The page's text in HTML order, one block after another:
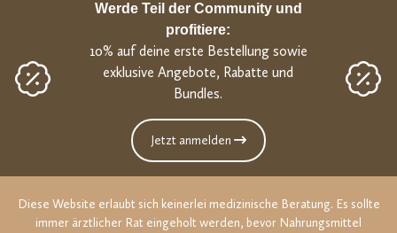
Werde Teil der Community und
profitiere:
10% auf deine erste Bestellung sowie
exklusive Angebote, Rabatte und
Bundles.
Jetzt anmelden
Diese Website erlaubt sich keinerlei medizinische Beratung. Es sollte
immer ärztlicher Rat eingeholt werden, bevor Nahrungsmittel